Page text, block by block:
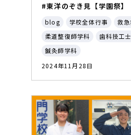
#東洋のぞき見【学園祭】
blog 学校全体行事
救
柔道整復師学科
歯科技工
鍼灸師学科
2024年11月28日